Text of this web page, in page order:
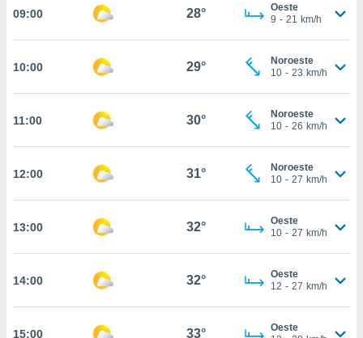
coste.
botón
a la
todas
ya sean
nos
en
perfil
y
CONTINUAR
09:00 28°
Oeste
9 - 21 km/h
10:00 29°
Noroeste
10 - 23 km/h
11:00 30°
Noroeste
10 - 26 km/h
12:00 31°
Noroeste
10 - 27 km/h
13:00 32°
Oeste
10 - 27 km/h
14:00 32°
Oeste
12 - 27 km/h
15:00 33°
Oeste